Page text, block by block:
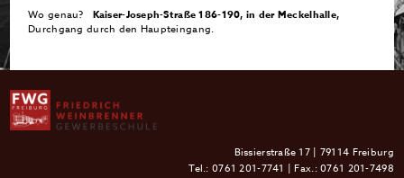
Wo genau? Kaiser-Joseph-Straße 186-190, in der Meckelhalle,
Durchgang durch den Haupteingang.
Bissierstraße 17 | 79114 Freiburg
Tel.: 0761 201-7741 | Fax.: 0761 201-7498